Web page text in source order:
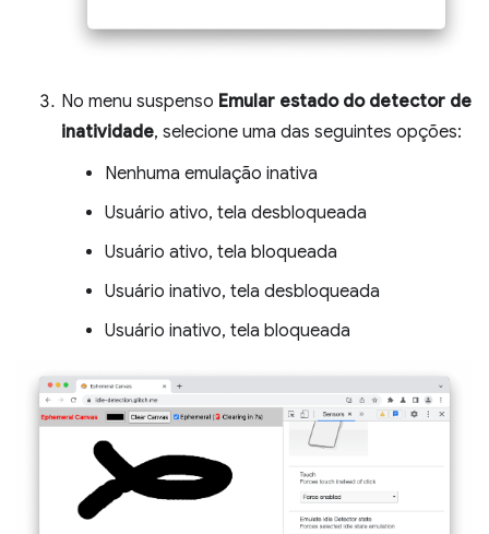
No menu suspenso Emular estado do detector de
inatividade, selecione uma das seguintes opções:
Nenhuma emulação inativa
Usuário ativo, tela desbloqueada
Usuário ativo, tela bloqueada
Usuário inativo, tela desbloqueada
Usuário inativo, tela bloqueada